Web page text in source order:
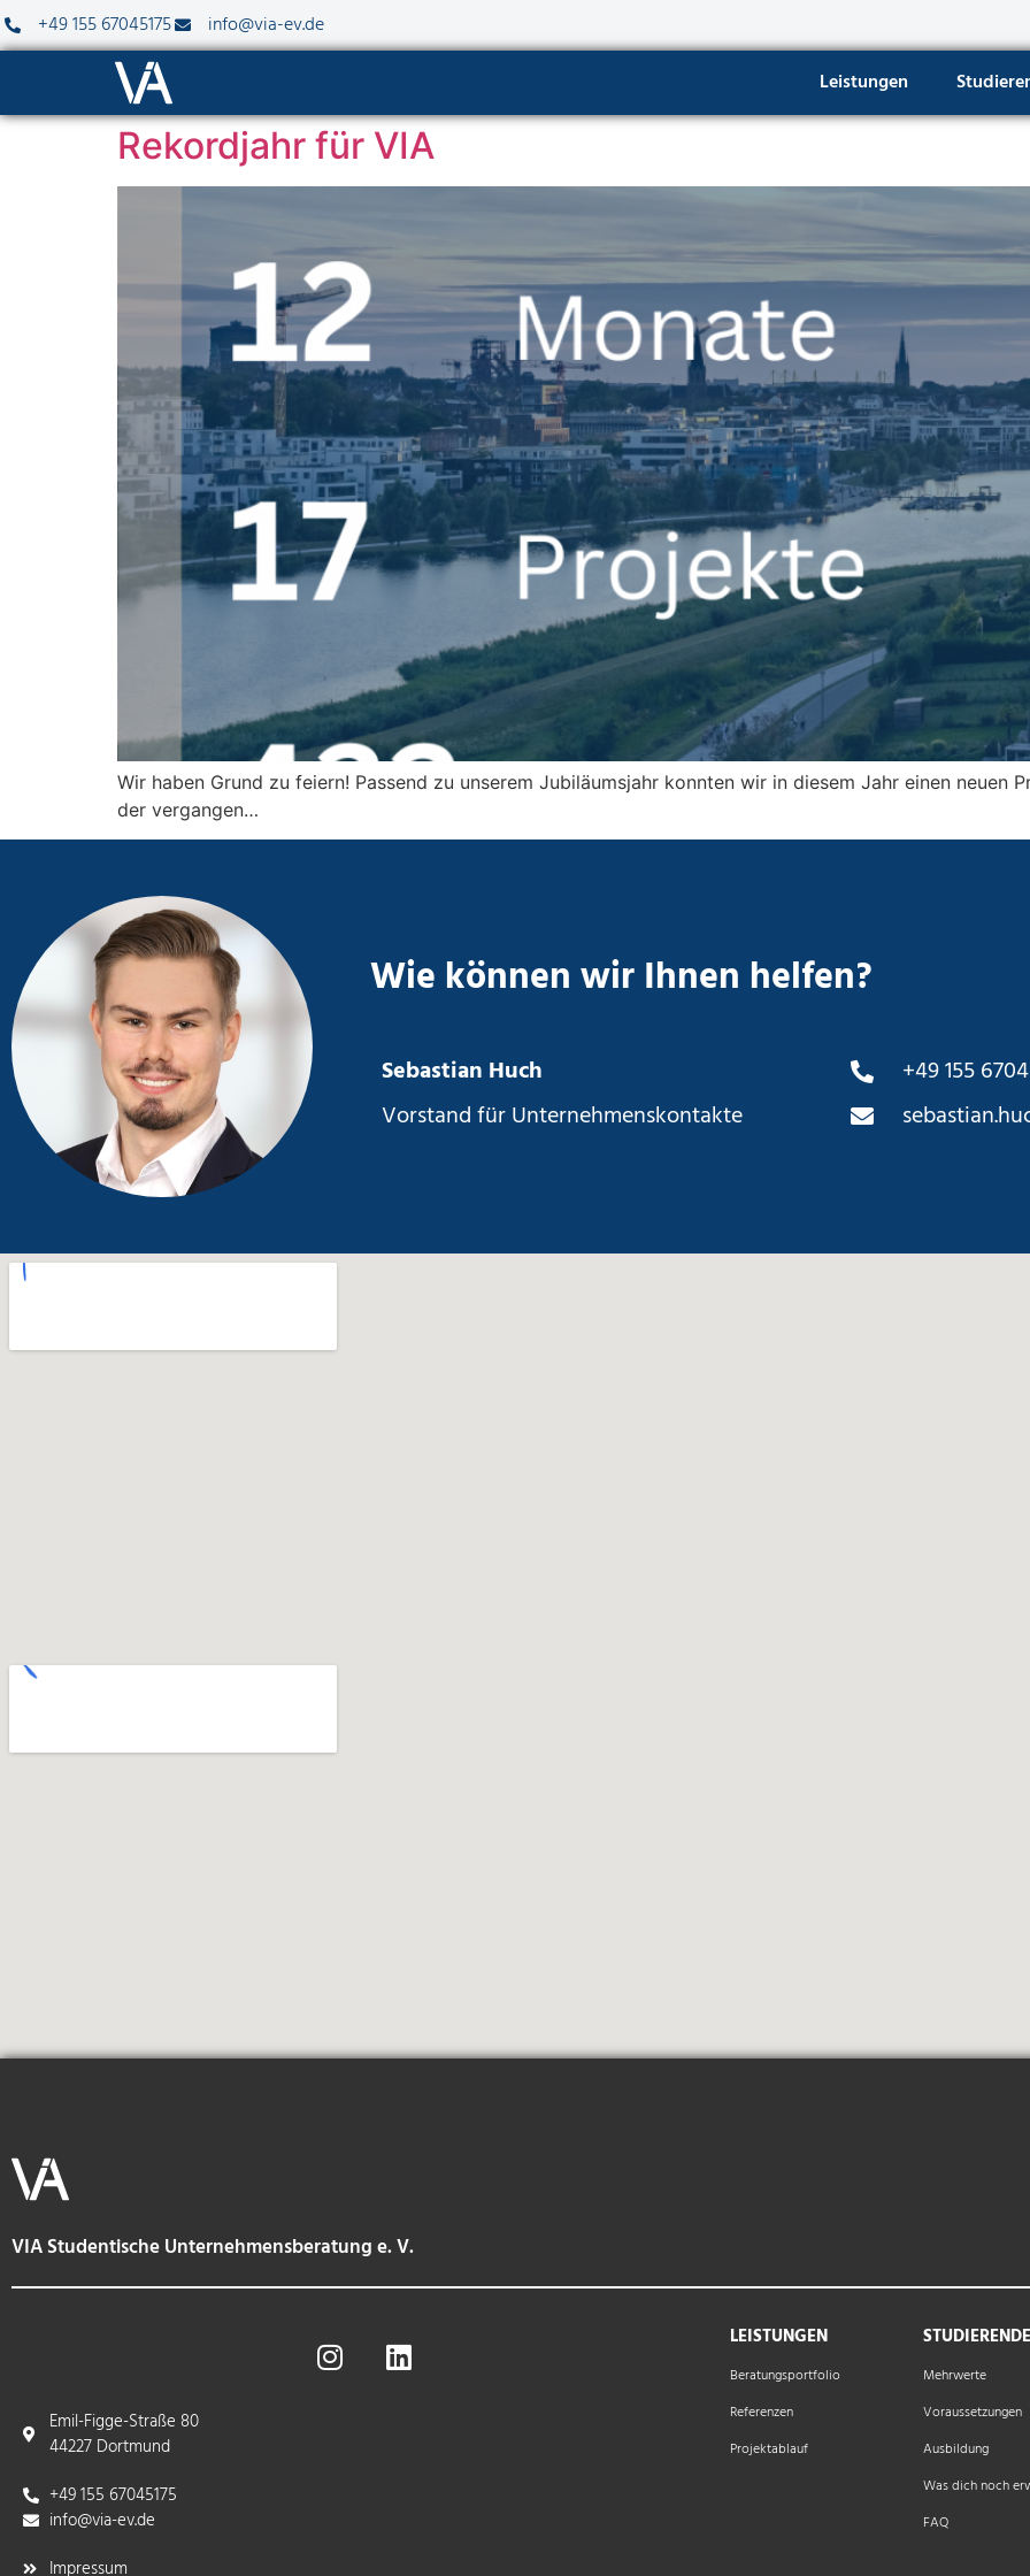
+49 155 67045175
info@via-ev.de
Leistungen
Rekordjahr für VIA
Wir haben Grund zu feiern! Passend zu unserem Jubiläumsjahr konnten wir in diesem Jahr einen neuen
der vergangen…
Wie können wir Ihnen helfen?
Sebastian Huch
Vorstand für Unternehmenskontakte
+49 155
VIA Studentische Unternehmensberatung e. V.
Emil-Figge-Straße 80
44227 Dortmund
+49 155 67045175
info@via-ev.de​
Impressum
LEISTUNGEN
Beratungsportfolio
Referenzen
Projektablauf
STUDIERENDE
Mehrwerte
Voraussetzungen
Ausbildung
Was dich noch
FAQ